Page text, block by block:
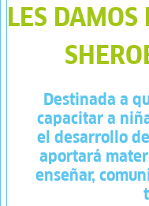
LES
Destinada a
capacitar a
el desarrollo
aportará
enseñar,